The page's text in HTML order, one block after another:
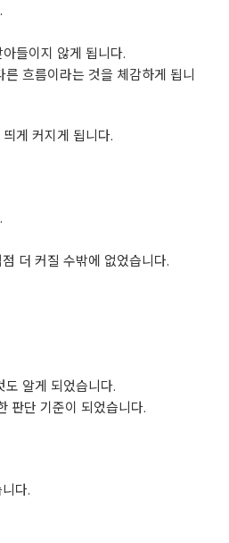
들이지 않게 됩니다.
흐름이라는 것을 체감하게 됩니
게 커지게 됩니다.
더 커질 수밖에 없었습니다.
알게 되었습니다.
판단 기준이 되었습니다.
다.